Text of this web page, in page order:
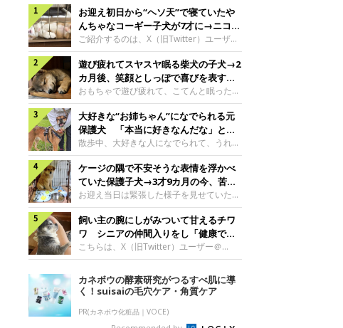
お迎え初日から“ヘソ天”で寝ていたや
んちゃなコーギー子犬が7才に→ニコニ
コ“コーギースマイル”が魅力のコに成
長！
ご紹介するのは、X（旧Twitter）ユーザー
＠Kus1oKg2vsgdWS2さんの愛犬でウェル
シュ・コーギー・ペンブロークの神楽ちゃ
ん。今年の8月で7才になるという神楽ちゃ
んですが、いったいどんな子犬時代を過ご
したのでしょうか。今回は、神楽ちゃんの
成長を飼い主さんと振り返ります！神楽ち
ゃんの成長について聞いた！お迎えから数
日後の神楽ちゃん（撮影時生後2カ月）＠
Kus1oKg2vsgdWS2――お迎え当初の神楽
ちゃんの様子について教えてください。飼
い主さん： 「お迎え当日から“ヘソ天”で寝
るようなコでし
遊び疲れてスヤスヤ眠る柴犬の子犬→2
カ月後、笑顔としっぽで喜びを表すコ
に成長！
おもちゃで遊び疲れて、こてんと眠った子
犬。あれから2カ月、表情や行動にさまざ
まな変化が見られるようになりました。遊
び疲れて眠る生後2カ月のなっちゃん遊び
疲れた様子のなっちゃん。@Pkndg_紹介
するのは、X（旧Twitter）ユーザー
@Pkndg_さんの愛犬・なっちゃん（取材
時、生後4カ月／柴犬）。こちらの写真
は、なっちゃんが生後2カ月のころに撮影
された一枚です。この日、なっちゃんは家
族と一緒におもちゃで遊んでいました。た
くさん遊んで疲れたのか、その後は眠り始
めたそうです。眠るなっちゃん。
@Pkndg_
大好きな“お姉ちゃん”になでられる元
保護犬 「本当に好きなんだな」と感
じる表情にほっこり
散歩中、大好きな人になでられて、うれし
そうな表情を見せる元保護犬。甘えるよう
な姿に、見ているこちらまでほっこりしま
す。大好きな“お姉ちゃん”に甘える小次郎
くん妹さんになでてもらい、うれしそうな
表情を見せる小次郎くん（2026年6月撮
影）。@mika_Jimmy紹介するのは、X（旧
Twitter）ユーザー@mika_Jimmyさんの愛
犬・小次郎くん（撮影時5才）。こちら
は、飼い主さんの妹さんと一緒に散歩をし
日、飼い主さんは実家から自宅へ帰る途
中、妹さんと公園で待ち合わせ
ケージの隅で不安そうな表情を浮かべ
ていた保護子犬→3才9カ月の今、苦手
を克服し頼もしいコに成長！
お迎え当日は緊張した様子を見せていた元
野犬の保護子犬。あれから約3年半、苦手
だったことを一つひとつ克服し、家族に寄
り添う姿を見せています。お迎え当日、ケ
ージの隅で不安そうにお迎え当日のシルビ
アちゃん。@nemonemotos今回紹介する
のは、X（旧Twitter）ユーザー
@nemonemotosさんの愛犬・シルビアち
ゃん（撮影当時、生後推定2カ月）。飼い
主さんが「#最初に撮った一枚」として投
稿した写真には、ケージの隅で不安そうな
飼い主の腕にしがみついて甘えるチワ
ワ シニアの仲間入りをし「健康で穏
やかな暮らしが続いてほしい」と願う
こちらは、X（旧Twitter）ユーザー＠
kotubusuke617さんが投稿した写真。写
っているのは、愛犬でチワワのつぶしゃん
（本名：こつぶちゃん）です。飼い主さん
の腕にしがみつくつぶしゃん（撮影時6
才）＠kotubusuke617撮影当時の状況に
ついて伺うと、飼い主さんはこう教えてく
カネボウの酵素研究がつるすべ肌に導
く！suisaiの毛穴ケア・角質ケア
PR(カネボウ化粧品｜VOCE)